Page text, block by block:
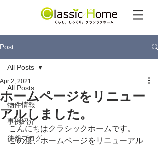
Post
All Posts
物件情報
事例紹介
徒然ブログ
All Posts
ホームページをリニュー
アルしました。
Apr 2, 2021
こんにちはクラシックホームです。
この度、ホームページをリニューアル